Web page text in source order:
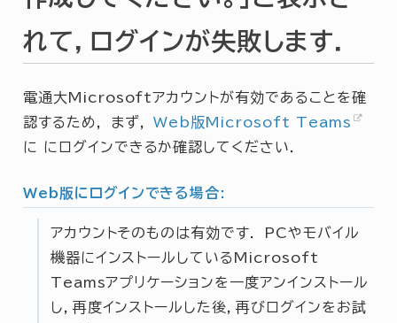
れて，ログインが失敗します．
電通大Microsoftアカウントが有効であることを確
認するため， まず，Web版Microsoft Teams
に にログインできるか確認してください．
Web版にログインできる場合:
アカウントそのものは有効です． PCやモバイル
機器にインストールしているMicrosoft
Teamsアプリケーションを一度アンインストール
し，再度インストールした後，再びログインをお試